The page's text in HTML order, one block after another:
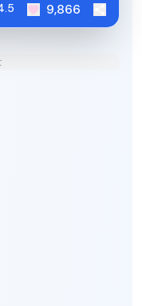
9,866